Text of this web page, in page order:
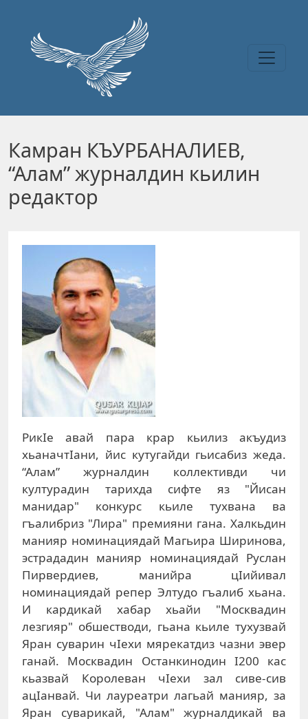
Камран КЪУРБАНАЛИЕВ,
“Алам” журналдин кьилин
редактор
РикIе авай пара крар кьилиз акъудиз
хьаначтIани, йис кутугайди гьисабиз жеда.
“Алам” журналдин коллективди чи
културадин тарихда сифте яз "Йисан
манидар" конкурс кьиле тухвана ва
гъалибриз "Лира" премияни гана. Халкьдин
манияр номинациядай Магьира Ширинова,
эстрададин манияр номинациядай Руслан
Пирвердиев, манийра цIийивал
номинациядай репер Элтудо гъалиб хьана.
И кардикай хабар хьайи "Москвадин
лезгияр" обшестводи, гьана кьиле тухузвай
Яран суварин чIехи мярекатдиз чазни эвер
ганай. Москвадин Останкинодин I200 кас
кьазвай Королеван чIехи зал сиве-сив
ацIанвай. Чи лауреатри лагьай манияр, за
Яран суварикай, "Алам" журналдикай ва